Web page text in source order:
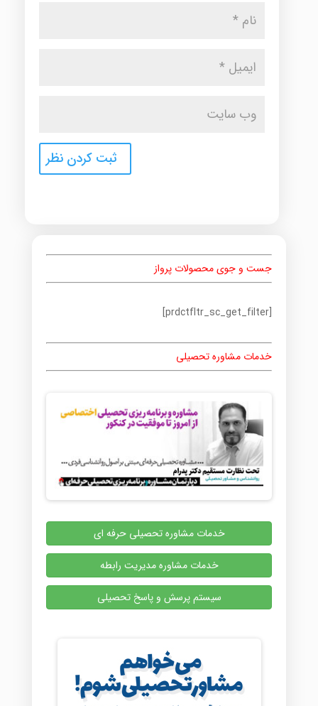
جست و جوی محصولات پرواز
[prdctfltr_sc_get_filter]
خدمات مشاوره تحصیلی
خدمات مشاوره تحصیلی حرفه ای
خدمات مشاوره مدیریت رابطه
سیستم پرسش و پاسخ تحصیلی